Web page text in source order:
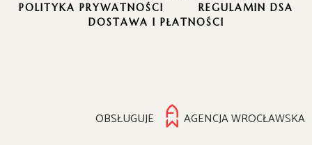
POLITYKA PRYWATNOŚCI
REGULAMIN DSA
DOSTAWA I PŁATNOŚCI
OBSŁUGUJE AGENCJA WROCŁAWSKA